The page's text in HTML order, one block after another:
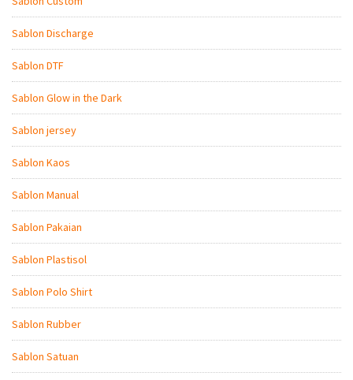
Sablon Discharge
Sablon DTF
Sablon Glow in the Dark
Sablon jersey
Sablon Kaos
Sablon Manual
Sablon Pakaian
Sablon Plastisol
Sablon Polo Shirt
Sablon Rubber
Sablon Satuan